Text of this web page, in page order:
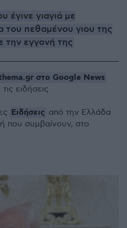
γιαγιά με
πεθαμένου γιου της
την εγγονή της
στο Google News
ειδήσεις
Ειδήσεις από την Ελλάδα
που συμβαίνουν, στο